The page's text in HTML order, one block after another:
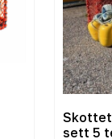
sett 5